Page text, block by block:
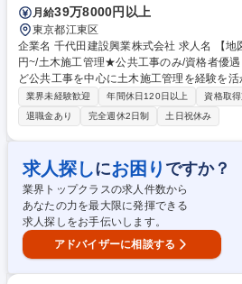
月給39万8000円以上
東京都江東区
企業名 千代田建設興業株式会社 求人名 【地図に残る誇りを】月給39.8万
円~/土木施工管理★公共工事のみ/資格者優遇！ 仕事の内容 橋梁・土
ど公共工事を中心に土木施工管理を経験を
す。 江東区エリアは河川が多く、当社では
しています。 ＜お仕事の流れ＞ 発注者や役所との打ち合わせ ▼現地調
査・計画書の作成など ▼近隣工事との打ち
程管理・品質管理・安全管理・出来高管理
影・ファイリング ▼最終検査・報告書など
勤や出張はありません [業務内容の変更の範囲:当社
【地図に残る誇りを】月給39.8万円~/土木
優遇！
業界未経験歓迎 年間休日120日以上 資格取
退職金あり
完全週休2日制 土日祝休み
求人探しにお困り ですか？
業界トップクラスの求人件数から
あなたの力を最大限に発揮できる
求人探しをお手伝いします。
アドバイザーに相談する